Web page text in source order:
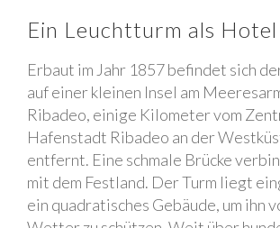
Ein Leuchtturm als Hotel
Erbaut im Jahr 1857 befindet sich
auf einer kleinen Insel am
Ribadeo, einige Kilometer vom
Hafenstadt Ribadeo an der
entfernt. Eine schmale Brücke
mit dem Festland. Der Turm liegt
ein quadratisches Gebäude, um ihn